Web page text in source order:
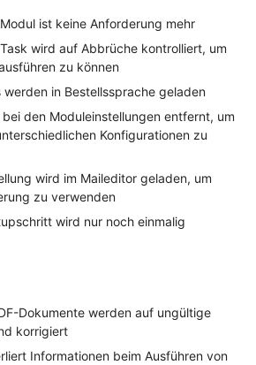
ist keine Anforderung mehr
wird auf Abbrüche kontrolliert, um
zu können
werden in Bestellssprache geladen
den Moduleinstellungen entfernt, um
Konfigurationen zu
wird im Maileditor geladen, um
zu verwenden
wird nur noch einmalig
Dokumente werden auf ungültige
korrigiert
Informationen beim Ausführen von